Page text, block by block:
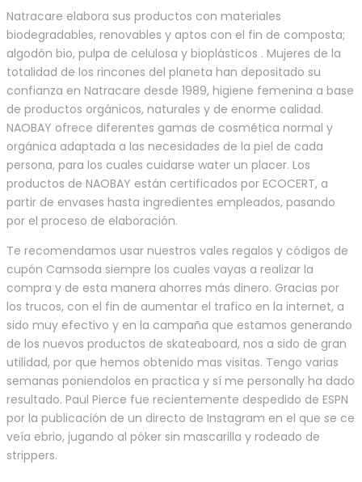
Natracare elabora sus productos con materiales
biodegradables, renovables y aptos con el fin de composta;
algodón bio, pulpa de celulosa y bioplásticos . Mujeres de la
totalidad de los rincones del planeta han depositado su
confianza en Natracare desde 1989, higiene femenina a base
de productos orgánicos, naturales y de enorme calidad.
NAOBAY ofrece diferentes gamas de cosmética normal y
orgánica adaptada a las necesidades de la piel de cada
persona, para los cuales cuidarse water un placer. Los
productos de NAOBAY están certificados por ECOCERT, a
partir de envases hasta ingredientes empleados, pasando
por el proceso de elaboración.
Te recomendamos usar nuestros vales regalos y códigos de
cupón Camsoda siempre los cuales vayas a realizar la
compra y de esta manera ahorres más dinero. Gracias por
los trucos, con el fin de aumentar el trafico en la internet, a
sido muy efectivo y en la campaña que estamos generando
de los nuevos productos de skateaboard, nos a sido de gran
utilidad, por que hemos obtenido mas visitas. Tengo varias
semanas poniendolos en practica y sí me personally ha dado
resultado. Paul Pierce fue recientemente despedido de ESPN
por la publicación de un directo de Instagram en el que se ce
veía ebrio, jugando al póker sin mascarilla y rodeado de
strippers.